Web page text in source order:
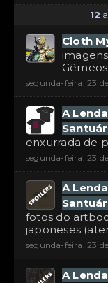
12
Cloth
segunda-feira, 23
A
enxurrada de
segunda-feira, 23
A
fotos do
japoneses
segunda-feira, 23
A